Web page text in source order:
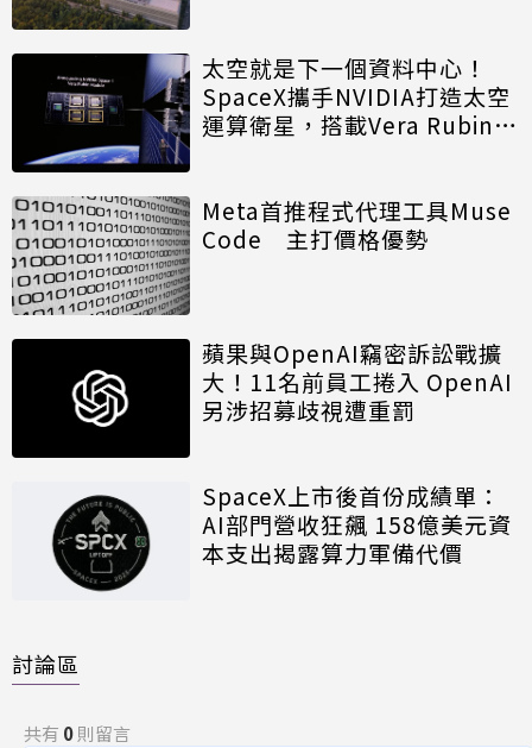
太空就是下一個資料中心！
SpaceX攜手NVIDIA打造太空
運算衛星，搭載Vera Rubin運
Meta首推程式代理工具Muse
Code 主打價格優勢
蘋果與OpenAI竊密訴訟戰擴
大！11名前員工捲入 OpenAI
另涉招募歧視遭重罰
SpaceX上市後首份成績單：
AI部門營收狂飆 158億美元資
本支出揭露算力軍備代價
討論區
共有 0則留言